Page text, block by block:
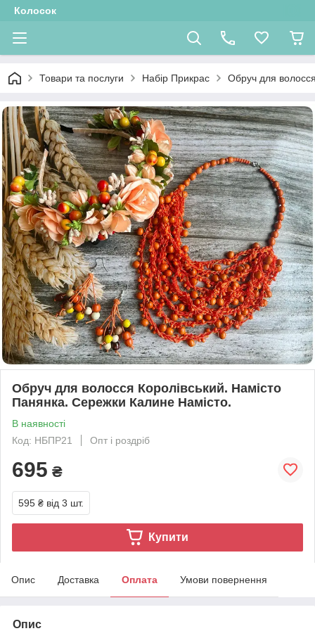
Колосок
Товари та послуги Набір Прикрас Обруч для
Обруч для волосся Королівський. Намісто
Панянка. Сережки Калине Намісто.
В наявності
Код: НБПР21
Опт і роздріб
695 ₴
595 ₴ від 3 шт.
Купити
Опис Доставка Оплата Умови повернення
Опис